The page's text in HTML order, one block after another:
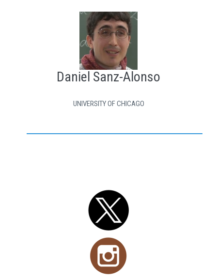
Daniel Sanz-Alonso
UNIVERSITY OF CHICAGO